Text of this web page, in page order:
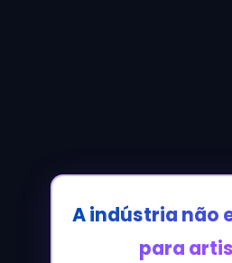
A indústria não
para